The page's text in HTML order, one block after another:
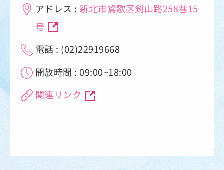
アドレス :新北市鶯歌区剣山路258巷15
号
電話 : (02)22919668
開放時間 : 09:00~18:00
関連リンク